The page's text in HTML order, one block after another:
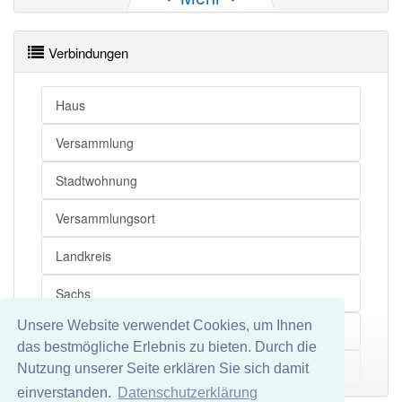
Unsere Website verwendet Cookies, um Ihnen
das bestmögliche Erlebnis zu bieten. Durch die
Nutzung unserer Seite erklären Sie sich damit
einverstanden.
Datenschutzerklärung
Landhaus
Datsche
Landhaus
Landhaus
Landhaus openthesaurus
Verbindungen
Haus
Versammlung
Stadtwohnung
Versammlungsort
Landkreis
Sachs
Zweitwohnsitz
Landtag Mehr